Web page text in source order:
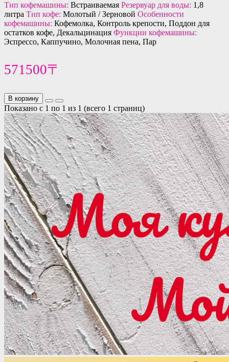
Тип кофемашины: Встраиваемая Резервуар для воды: 1,8
литра Тип кофе: Молотый / Зерновой Особенности
кофемашины: Кофемолка, Контроль крепости, Поддон для
остатков кофе, Декальцинация Функции кофемашины:
Эспрессо, Каппучино, Молочная пена, Пар
571500〒
В корзину
Показано с 1 по 1 из 1 (всего 1 страниц)